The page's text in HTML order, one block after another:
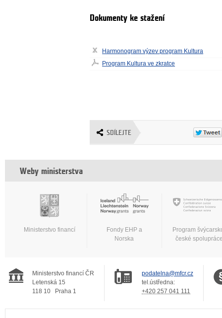
Dokumenty ke stažení
Harmonogram výzev program Kultura
Program Kultura ve zkratce
SDÍLEJTE
Weby ministerstva
Ministerstvo financí
Fondy EHP a
Norska
Program
české
Ministerstvo financí ČR
Letenská 15
118 10
Praha 1
podatelna@mfcr.cz
tel.ústředna:
+420 257 041 111